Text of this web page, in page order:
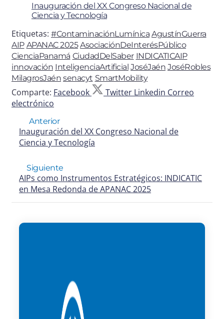
Inauguración del XX Congreso Nacional de
Ciencia y Tecnología
Etiquetas: #ContaminaciónLumínica AgustínGuerra
AIP APANAC 2025 AsociaciónDeInterésPúblico
CienciaPanamá CiudadDelSaber INDICATICAIP
innovación InteligenciaArtificial JoséJaén JoséRobles
MilagrosJaén senacyt SmartMobility
Comparte: Facebook Twitter Linkedin Correo
electrónico
Anterior
Inauguración del XX Congreso Nacional de
Ciencia y Tecnología
Siguiente
AIPs como Instrumentos Estratégicos: INDICATIC
en Mesa Redonda de APANAC 2025